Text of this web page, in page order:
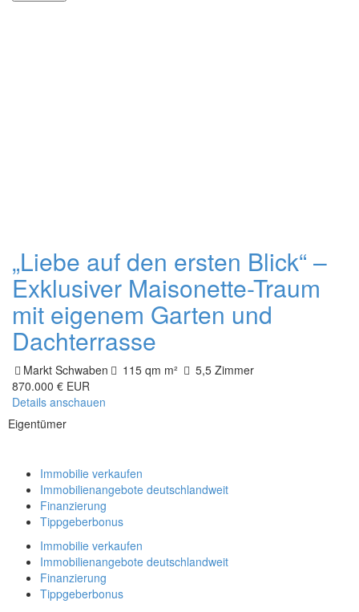
„Liebe auf den ersten Blick“ –
Exklusiver Maisonette-Traum
mit eigenem Garten und
Dachterrasse
Markt Schwaben 115 qm m²
5,5 Zimmer
870.000 € EUR
Details anschauen
Eigentümer
Immobilie verkaufen
Immobilienangebote deutschlandweit
Finanzierung
Tippgeberbonus
Immobilie verkaufen
Immobilienangebote deutschlandweit
Finanzierung
Tippgeberbonus